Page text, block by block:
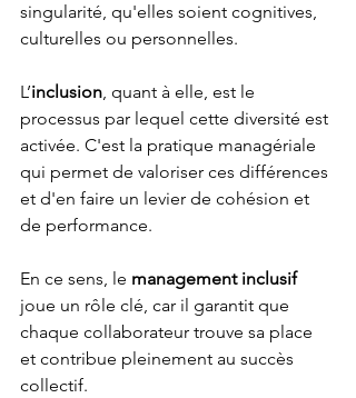
singularité, qu'elles soient cognitives,
culturelles ou personnelles.
L’inclusion, quant à elle, est le
processus par lequel cette diversité est
activée. C'est la pratique managériale
qui permet de valoriser ces différences
et d'en faire un levier de cohésion et
de performance.
En ce sens, le management inclusif
joue un rôle clé, car il garantit que
chaque collaborateur trouve sa place
et contribue pleinement au succès
collectif.